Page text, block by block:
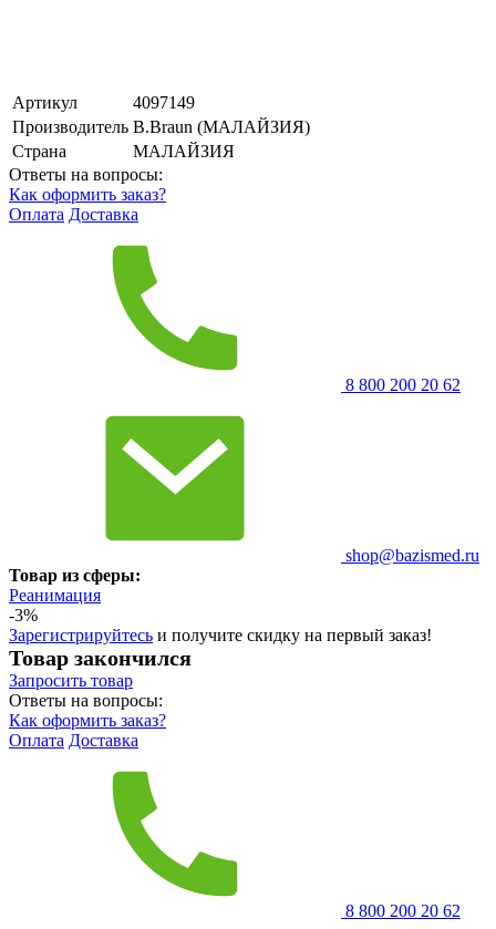
Артикул
4097149
Производитель B.Braun (МАЛАЙЗИЯ)
Страна
МАЛАЙЗИЯ
Ответы на вопросы:
Как оформить заказ?
Оплата Доставка
8 800 200 20 62
shop@bazismed.ru
Товар из сферы:
Реанимация
-3%
Зарегистрируйтесь и получите скидку на первый заказ!
Товар закончился
Запросить товар
Ответы на вопросы:
Как оформить заказ?
Оплата Доставка
8 800 200 20 62